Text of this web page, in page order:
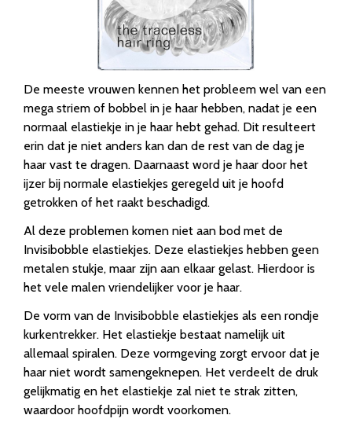
De meeste vrouwen kennen het probleem wel van een
mega striem of bobbel in je haar hebben, nadat je een
normaal elastiekje in je haar hebt gehad. Dit resulteert
erin dat je niet anders kan dan de rest van de dag je
haar vast te dragen. Daarnaast word je haar door het
ijzer bij normale elastiekjes geregeld uit je hoofd
getrokken of het raakt beschadigd.
Al deze problemen komen niet aan bod met de
Invisibobble elastiekjes. Deze elastiekjes hebben geen
metalen stukje, maar zijn aan elkaar gelast. Hierdoor is
het vele malen vriendelijker voor je haar.
De vorm van de Invisibobble elastiekjes als een rondje
kurkentrekker. Het elastiekje bestaat namelijk uit
allemaal spiralen. Deze vormgeving zorgt ervoor dat je
haar niet wordt samengeknepen. Het verdeelt de druk
gelijkmatig en het elastiekje zal niet te strak zitten,
waardoor hoofdpijn wordt voorkomen.